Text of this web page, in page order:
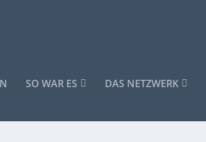
SO WAR ES DAS NETZWERK